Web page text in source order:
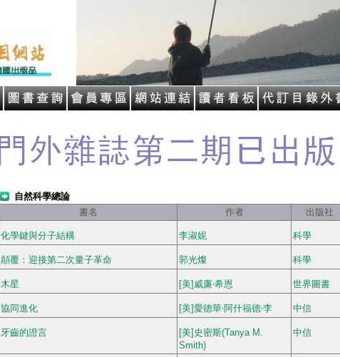
自然科學總論
書名
作者 出版社
化學鍵與分子結構 李淑妮 科學
顛覆：迎接第二次量子革命 郭光燦 科學
木星 [美]威廉‧希恩 世界圖書
協同進化 [美]愛德華‧阿什福德‧李 中信
牙齒的證言
[美]史密斯(Tanya M.
Smith)
中信